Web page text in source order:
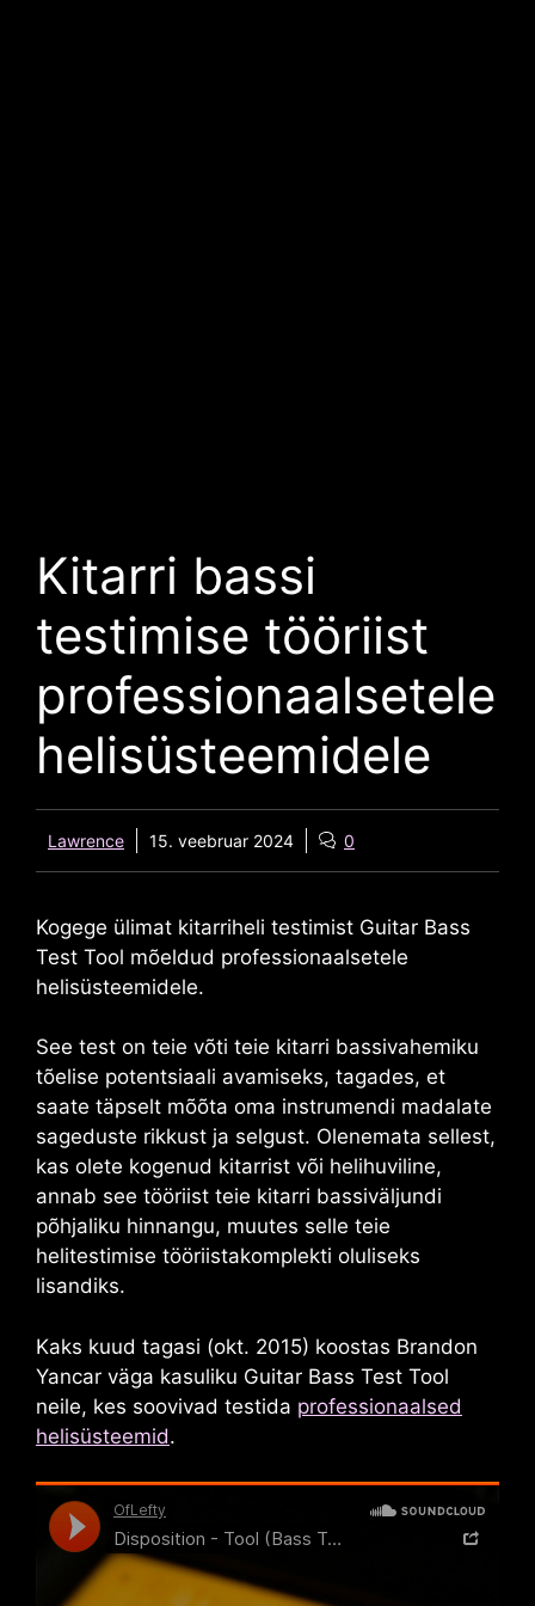
Kitarri bassi
testimise tööriist
professionaalsetele
helisüsteemidele
Lawrence 15. veebruar 2024 0
Kogege ülimat kitarriheli testimist Guitar Bass
Test Tool mõeldud professionaalsetele
helisüsteemidele.
See test on teie võti teie kitarri bassivahemiku
tõelise potentsiaali avamiseks, tagades, et
saate täpselt mõõta oma instrumendi madalate
sageduste rikkust ja selgust. Olenemata sellest,
kas olete kogenud kitarrist või helihuviline,
annab see tööriist teie kitarri bassiväljundi
põhjaliku hinnangu, muutes selle teie
helitestimise tööriistakomplekti oluliseks
lisandiks.
Kaks kuud tagasi (okt. 2015) koostas Brandon
Yancar väga kasuliku Guitar Bass Test Tool
neile, kes soovivad testida professionaalsed
helisüsteemid.